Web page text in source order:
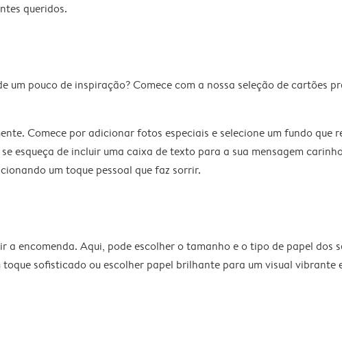
queridos.
pouco de inspiração? Comece com a nossa seleção de cartões
Comece por adicionar fotos especiais e selecione um fundo que
esqueça de incluir uma caixa de texto para a sua mensagem
um toque pessoal que faz sorrir.
a encomenda. Aqui, pode escolher o tamanho e o tipo de papel dos
sofisticado ou escolher papel brilhante para um visual vibrante